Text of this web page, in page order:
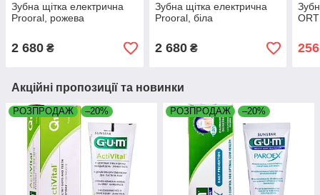
Зубна щітка електрична
Prooral, рожева
2 680 ₴
Зубна щітка електрична
Prooral, біла
2 680₴ 256
Акційні пропозиції та новинки
РОЗПРОДАЖ –20% РОЗПРОДАЖ –20%